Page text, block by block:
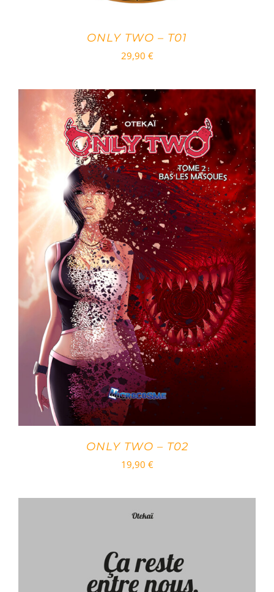
ONLY TWO – T01
29,90 €
ONLY TWO – T02
19,90 €